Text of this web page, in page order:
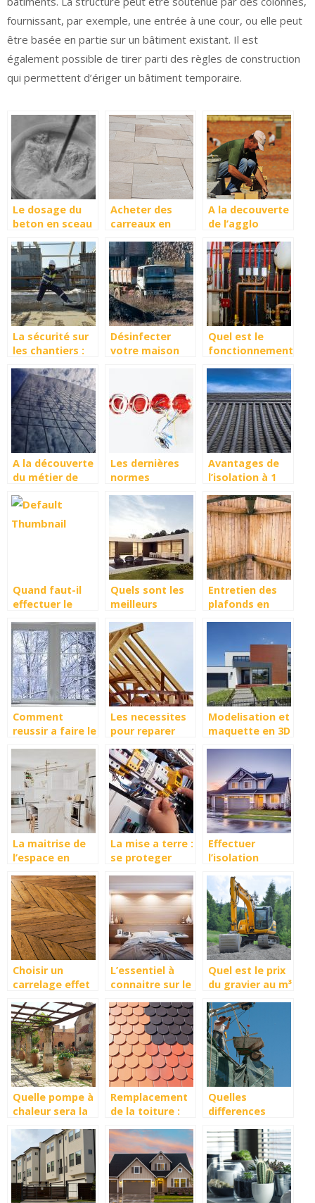
fournissant, par exemple, une entrée à une cour, ou elle peut
être basée en partie sur un bâtiment existant. Il est
également possible de tirer parti des règles de construction
qui permettent d’ériger un bâtiment temporaire.
Le dosage du
beton en sceau
avantages et
les materiaux a
utiliser
Acheter des
carreaux en
vaut-il la peine ?
A la decouverte
de l’agglo
La sécurité sur
les chantiers :
à respecter
Désinfecter
votre maison
Quel est le
fonctionnement
électrique ?
A la découverte
du métier de
miroitier ?
Les dernières
normes
respecter chez
vous
Avantages de
l’isolation à 1
Quand faut-il
effectuer le
Quels sont les
meilleurs
logiciels 3D
pour amenager
son jardin ?
Entretien des
plafonds en
Comment
reussir a faire le
meilleure
fenetre ?
Les necessites
pour reparer
Modelisation et
maquette en 3D
pour la
construction de
maison ?
La maitrise de
l’espace en
La mise a terre :
se proteger
mauvaises
installations
electriques
Effectuer
l’isolation
maison à
Annecy
Choisir un
carrelage effet
son intérieur
L’essentiel à
connaitre sur le
hexagonal
Quel est le prix
du gravier au m³
Quelle pompe à
chaleur sera la
à votre maison
?
Remplacement
de la toiture :
modernisation ?
Quelles
differences
œuvre et
second œuvre ?